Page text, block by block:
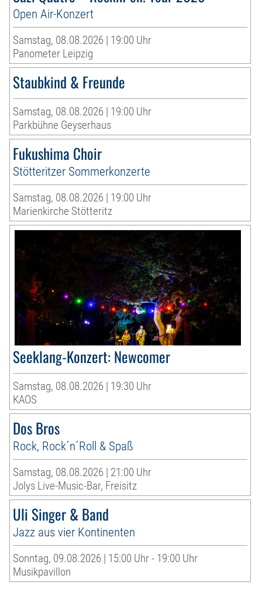
Open Air-Konzert
Samstag, 08.08.2026 | 19:00 Uhr
Panometer Leipzig
Staubkind & Freunde
Samstag, 08.08.2026 | 19:00 Uhr
Parkbühne Geyserhaus
Fukushima Choir
Stötteritzer Sommerkonzerte
Samstag, 08.08.2026 | 19:00 Uhr
Marienkirche Stötteritz
Seeklang-Konzert: Newcomer
Samstag, 08.08.2026 | 19:30 Uhr
KAOS
Dos Bros
Rock, Rock´n´Roll & Spaß
Samstag, 08.08.2026 | 21:00 Uhr
Jolys Live-Music-Bar, Freisitz
Uli Singer & Band
Jazz aus vier Kontinenten
Sonntag, 09.08.2026 | 15:00 Uhr - 19:00 Uhr
Musikpavillon